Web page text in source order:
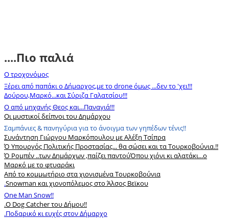
....Πιο παλιά
Ο τροχονόμος
Ξέρει από παπάκι ο Δήμαρχος,με το drone όμως ...δεν το 'χει!!!
Δούρου,Μαρκό...και Σύριζα Γαλατσίου!!!
Ο από μηχανής Θεος και...Παναγιά!!!
Οι μυστικοί δείπνοι του Δημάρχου
Σαμπάνιες & πανηγύρια για το άνοιγμα των γηπέδων τένις!!
Συνάντηση Γιώργου Μαρκόπουλου με Αλέξη Τσίπρα
Ό Υπουργός Πολιτικής Προστασίας... θα σώσει και τα Τουρκοβούνια.!!
Ό Ρομπέν ..των Δημάρχων ,παίζει παντούΌπου χιόνι κι αλατάκι...ο
Μαρκό με το φτυαράκι
Από το κομμωτήριο στα χιονισμένα Τουρκοβούνια
.Snowman και χιονοπόλεμος στο Άλσος Βεϊκου
One Man Snow!!
.Ο Dog Catcher του Δήμου!!
.Ποδαρικό κι ευχές στον Δήμαρχο